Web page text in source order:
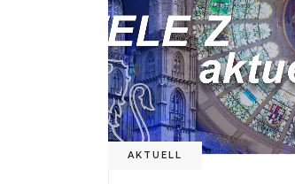
AKTUELL